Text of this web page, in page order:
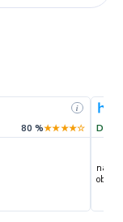
i
80 %★★★★☆